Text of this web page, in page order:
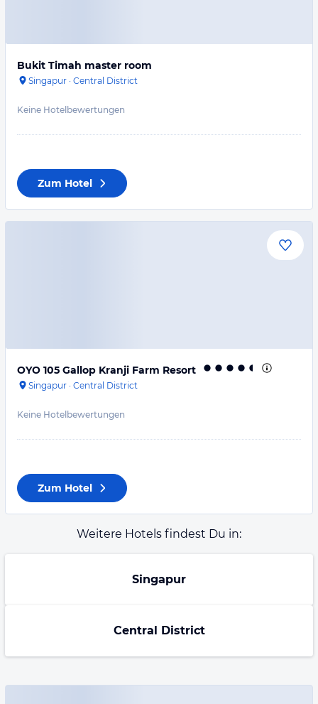
Bukit Timah master room
Singapur · Central District
Keine Hotelbewertungen
Zum Hotel
OYO 105 Gallop Kranji Farm Resort
Singapur · Central District
Keine Hotelbewertungen
Zum Hotel
Weitere Hotels findest Du in:
Singapur
Central District